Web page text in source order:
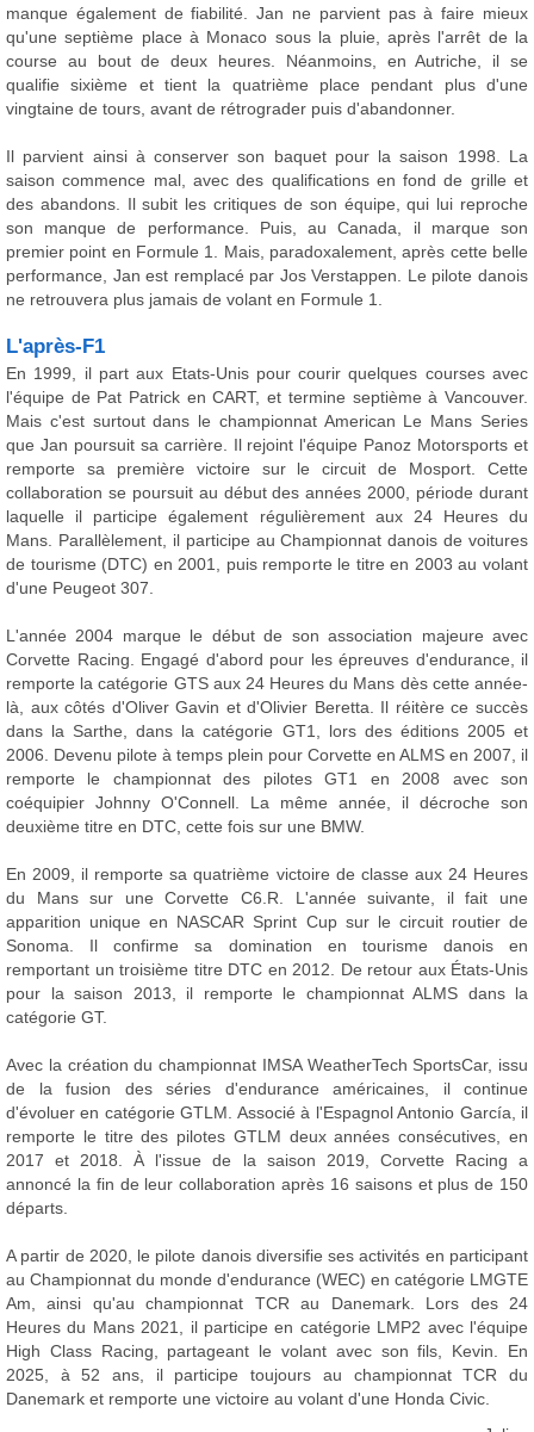
manque également de fiabilité. Jan ne parvient pas à faire mieux
qu'une septième place à Monaco sous la pluie, après l'arrêt de la
course au bout de deux heures. Néanmoins, en Autriche, il se
qualifie sixième et tient la quatrième place pendant plus d'une
vingtaine de tours, avant de rétrograder puis d'abandonner.
Il parvient ainsi à conserver son baquet pour la saison 1998. La
saison commence mal, avec des qualifications en fond de grille et
des abandons. Il subit les critiques de son équipe, qui lui reproche
son manque de performance. Puis, au Canada, il marque son
premier point en Formule 1. Mais, paradoxalement, après cette belle
performance, Jan est remplacé par Jos Verstappen. Le pilote danois
ne retrouvera plus jamais de volant en Formule 1.
L'après-F1
En 1999, il part aux Etats-Unis pour courir quelques courses avec
l'équipe de Pat Patrick en CART, et termine septième à Vancouver.
Mais c'est surtout dans le championnat American Le Mans Series
que Jan poursuit sa carrière. Il rejoint l'équipe Panoz Motorsports et
remporte sa première victoire sur le circuit de Mosport. Cette
collaboration se poursuit au début des années 2000, période durant
laquelle il participe également régulièrement aux 24 Heures du
Mans. Parallèlement, il participe au Championnat danois de voitures
de tourisme (DTC) en 2001, puis remporte le titre en 2003 au volant
d'une Peugeot 307.
L'année 2004 marque le début de son association majeure avec
Corvette Racing. Engagé d'abord pour les épreuves d'endurance, il
remporte la catégorie GTS aux 24 Heures du Mans dès cette année-
là, aux côtés d'Oliver Gavin et d'Olivier Beretta. Il réitère ce succès
dans la Sarthe, dans la catégorie GT1, lors des éditions 2005 et
2006. Devenu pilote à temps plein pour Corvette en ALMS en 2007, il
remporte le championnat des pilotes GT1 en 2008 avec son
coéquipier Johnny O'Connell. La même année, il décroche son
deuxième titre en DTC, cette fois sur une BMW.
En 2009, il remporte sa quatrième victoire de classe aux 24 Heures
du Mans sur une Corvette C6.R. L'année suivante, il fait une
apparition unique en NASCAR Sprint Cup sur le circuit routier de
Sonoma. Il confirme sa domination en tourisme danois en
remportant un troisième titre DTC en 2012. De retour aux États-Unis
pour la saison 2013, il remporte le championnat ALMS dans la
catégorie GT.
Avec la création du championnat IMSA WeatherTech SportsCar, issu
de la fusion des séries d'endurance américaines, il continue
d'évoluer en catégorie GTLM. Associé à l'Espagnol Antonio García, il
remporte le titre des pilotes GTLM deux années consécutives, en
2017 et 2018. À l'issue de la saison 2019, Corvette Racing a
annoncé la fin de leur collaboration après 16 saisons et plus de 150
départs.
A partir de 2020, le pilote danois diversifie ses activités en participant
au Championnat du monde d'endurance (WEC) en catégorie LMGTE
Am, ainsi qu'au championnat TCR au Danemark. Lors des 24
Heures du Mans 2021, il participe en catégorie LMP2 avec l'équipe
High Class Racing, partageant le volant avec son fils, Kevin. En
2025, à 52 ans, il participe toujours au championnat TCR du
Danemark et remporte une victoire au volant d'une Honda Civic.